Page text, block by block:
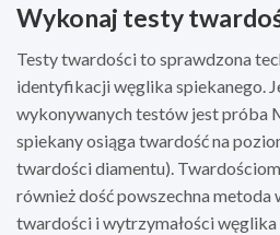
Wykonaj testy
Testy twardości to sprawdzona
identyfikacji węglika spiekanego.
wykonywanych testów jest próba
spiekany osiąga twardość na
twardości diamentu).
również dość powszechna
twardości i wytrzymałości węglika